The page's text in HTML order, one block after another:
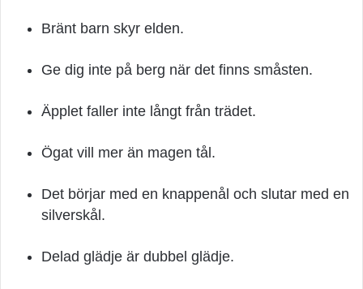
Bränt barn skyr elden.
Ge dig inte på berg när det finns småsten.
Äpplet faller inte långt från trädet.
Ögat vill mer än magen tål.
Det börjar med en knappenål och slutar med en
silverskål.
Delad glädje är dubbel glädje.